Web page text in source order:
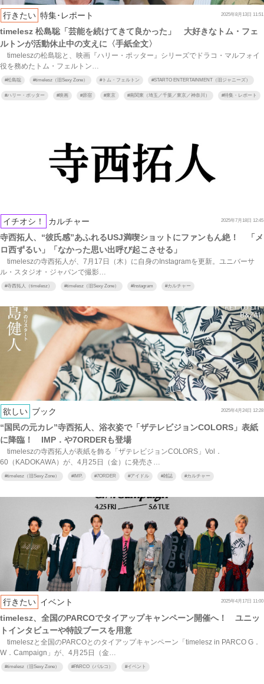
行きたい 特集･レポート 2025年8月13日 11:51
timelesz 松島聡「芸能を続けてきて良かった」 大好きなトム・フェ
ルトンが活動休止中の支えに〈手紙全文〉
timeleszの松島聡と、映画『ハリー・ポッター』シリーズでドラコ・マルフォイ
役を務めたトム・フェルトン…
#松島聡 #timelesz（旧Sexy Zone） #トム・フェルトン #STARTO ENTERTAINMENT（旧ジャニーズ）
#ハリー・ポッター #映画 #原宿 #東京 #南関東（埼玉／千葉／東京／神奈川） #特集・レポート
イチオシ！ カルチャー 2025年7月18日 12:45
寺西拓人、“彼氏感”あふれるUSJ満喫ショットにファンもん絶！ 「メ
ロ西ずるい」「なかった思い出呼び起こさせる」
timeleszの寺西拓人が、7月17日（木）に自身のInstagramを更新。ユニバーサ
ル・スタジオ・ジャパンで撮影…
#寺西拓人（timelesz） #timelesz（旧Sexy Zone） #Instagram #カルチャー
欲しい ブック 2025年4月24日 12:28
“国民の元カレ”寺西拓人、浴衣姿で「ザテレビジョンCOLORS」表紙
に降臨！ IMP．や7ORDERも登場
timeleszの寺西拓人が表紙を飾る「ザテレビジョンCOLORS」Vol．
60（KADOKAWA）が、4月25日（金）に発売さ…
#timelesz（旧Sexy Zone） #IMP. #7ORDER #アイドル #雑誌 #カルチャー
行きたい イベント 2025年4月17日 11:00
timelesz、全国のPARCOでタイアップキャンペーン開催へ！ ユニッ
トインタビューや特設ブースを用意
timeleszと全国のPARCOとのタイアップキャンペーン「timelesz in PARCO G．
W．Campaign」が、4月25日（金…
#timelesz（旧Sexy Zone） #PARCO（パルコ） #イベント